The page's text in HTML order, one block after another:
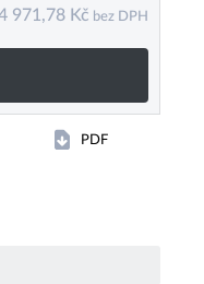
971,78 Kč bez DPH
PDF